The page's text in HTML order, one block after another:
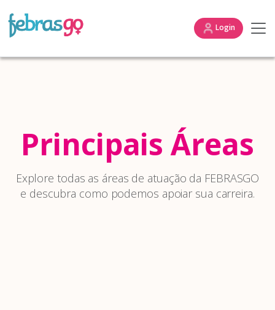
Login
Principais Áreas
Explore todas as áreas de atuação da FEBRASGO
e descubra como podemos apoiar sua carreira.